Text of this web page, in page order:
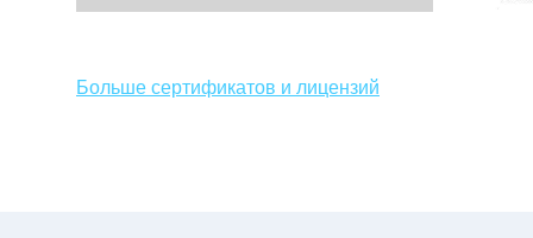
Больше сертификатов и лицензий